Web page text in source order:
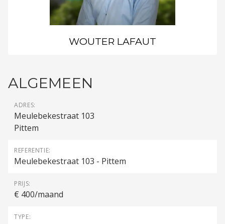
WOUTER LAFAUT
ALGEMEEN
ADRES:
Meulebekestraat 103
Pittem
REFERENTIE:
Meulebekestraat 103 - Pittem
PRIJS:
€ 400/maand
TYPE: